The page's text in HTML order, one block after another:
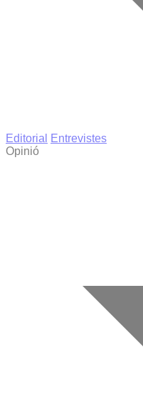
Editorial
Entrevistes
Opinió